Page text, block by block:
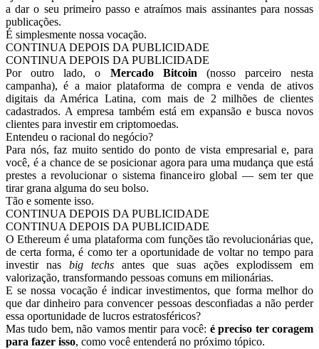
a dar o seu primeiro passo e atraímos mais assinantes para nossas
publicações.
É simplesmente nossa vocação.
CONTINUA DEPOIS DA PUBLICIDADE
CONTINUA DEPOIS DA PUBLICIDADE
Por outro lado, o Mercado Bitcoin(nosso parceiro nesta
campanha), é a maior plataforma de compra e venda de ativos
digitais da América Latina, com mais de 2 milhões de clientes
cadastrados. A empresa também está em expansão e busca novos
clientes para investir em criptomoedas.
Entendeu o racional do negócio?
Para nós, faz muito sentido do ponto de vista empresarial e, para
você, é a chance de se posicionar agora para uma mudança que está
prestes a revolucionar o sistema financeiro global — sem ter que
tirar grana alguma do seu bolso.
Tão e somente isso.
CONTINUA DEPOIS DA PUBLICIDADE
CONTINUA DEPOIS DA PUBLICIDADE
O Ethereum é uma plataforma com funções tão revolucionárias que,
de certa forma, é como ter a oportunidade de voltar no tempo para
investir nas big techs antes que suas ações explodissem em
valorização, transformando pessoas comuns em milionárias.
E se nossa vocação é indicar investimentos, que forma melhor do
que dar dinheiro para convencer pessoas desconfiadas a não perder
essa oportunidade de lucros estratosféricos?
Mas tudo bem, não vamos mentir para você: é preciso ter coragem
para fazer isso, como você entenderá no próximo tópico.